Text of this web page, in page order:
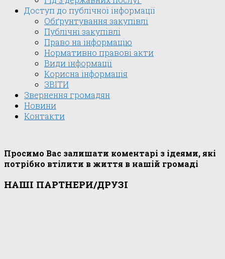
Доступ до публічної інформації
Обґрунтування закупівлі
Публічні закупівлі
Право на інформацію
Нормативно правові акти
Види інформації
Корисна інформація
ЗВІТИ
Звернення громадян
Новини
Контакти
Просимо Вас залишати коментарі з ідеями, які
потрібно втілити в життя в нашій громаді
НАШІ ПАРТНЕРИ/ДРУЗІ